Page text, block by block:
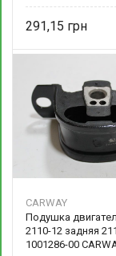
291,15
CARWAY
Подушка
2110-12 задняя
1001286-00